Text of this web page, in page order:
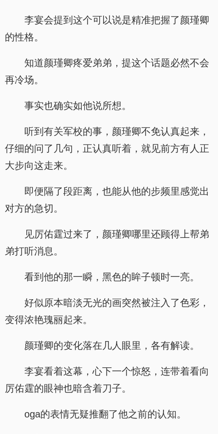
李宴会提到这个可以说是精准把握了颜瑾卿
的性格。
知道颜瑾卿疼爱弟弟，提这个话题必然不会
再冷场。
事实也确实如他说所想。
听到有关军校的事，颜瑾卿不免认真起来，
仔细的问了几句，正认真听着，就见前方有人正
大步向这走来。
即便隔了段距离，也能从他的步频里感觉出
对方的急切。
见厉佑霆过来了，颜瑾卿哪里还顾得上帮弟
弟打听消息。
看到他的那一瞬，黑色的眸子顿时一亮。
好似原本暗淡无光的画突然被注入了色彩，
变得浓艳瑰丽起来。
颜瑾卿的变化落在几人眼里，各有解读。
李宴看着这幕，心下一个惊怒，连带着看向
厉佑霆的眼神也暗含着刀子。
oga的表情无疑推翻了他之前的认知。